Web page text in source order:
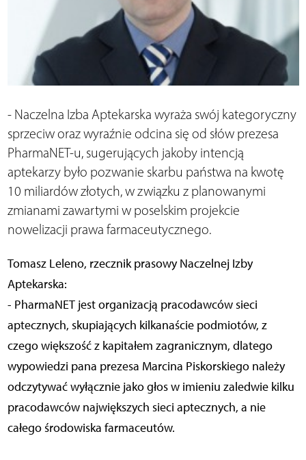
- Naczelna Izba Aptekarska wyraża swój kategoryczny
sprzeciw oraz wyraźnie odcina się od słów prezesa
PharmaNET-u, sugerujących jakoby intencją
aptekarzy było pozwanie skarbu państwa na kwotę
10 miliardów złotych, w związku z planowanymi
zmianami zawartymi w poselskim projekcie
nowelizacji prawa farmaceutycznego.
Tomasz Leleno, rzecznik prasowy Naczelnej Izby
Aptekarska:
- PharmaNET jest organizacją pracodawców sieci
aptecznych, skupiających kilkanaście podmiotów, z
czego większość z kapitałem zagranicznym, dlatego
wypowiedzi pana prezesa Marcina Piskorskiego należy
odczytywać wyłącznie jako głos w imieniu zaledwie kilku
pracodawców największych sieci aptecznych, a nie
całego środowiska farmaceutów.